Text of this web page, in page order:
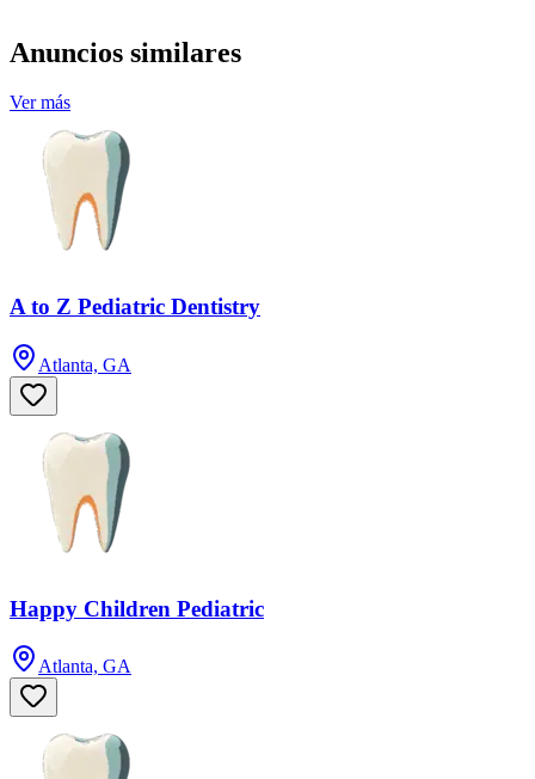
Anuncios similares
Ver más
A to Z Pediatric Dentistry
Atlanta, GA
Happy Children Pediatric
Atlanta, GA